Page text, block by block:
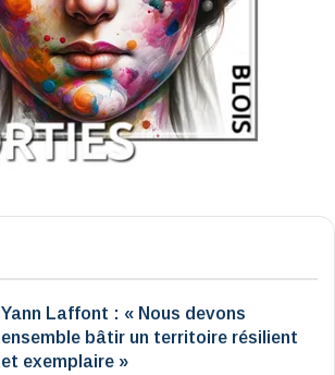
Yann Laffont : « Nous devons
ensemble bâtir un territoire résilient
et exemplaire »